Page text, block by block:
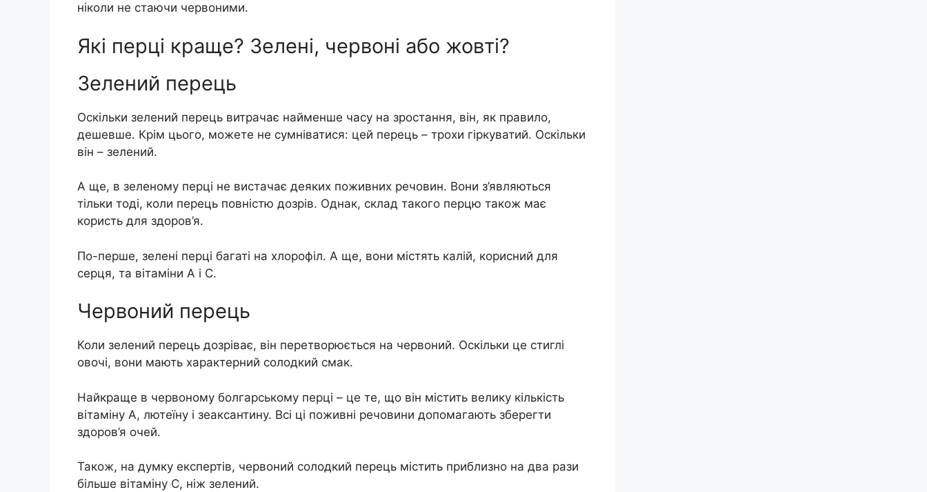
ніколи не стаючи червоними.
Які перці краще? Зелені, червоні або жовті?
Зелений перець
Оскільки зелений перець витрачає найменше часу на зростання, він, як правило,
дешевше. Крім цього, можете не сумніватися: цей перець – трохи гіркуватий. Оскільки
він – зелений.
А ще, в зеленому перці не вистачає деяких поживних речовин. Вони з’являються
тільки тоді, коли перець повністю дозрів. Однак, склад такого перцю також має
користь для здоров’я.
По-перше, зелені перці багаті на хлорофіл. А ще, вони містять калій, корисний для
серця, та вітаміни А і С.
Червоний перець
Коли зелений перець дозріває, він перетворюється на червоний. Оскільки це стиглі
овочі, вони мають характерний солодкий смак.
Найкраще в червоному болгарському перці – це те, що він містить велику кількість
вітаміну А, лютеїну і зеаксантину. Всі ці поживні речовини допомагають зберегти
здоров’я очей.
Також, на думку експертів, червоний солодкий перець містить приблизно на два рази
більше вітаміну С, ніж зелений.